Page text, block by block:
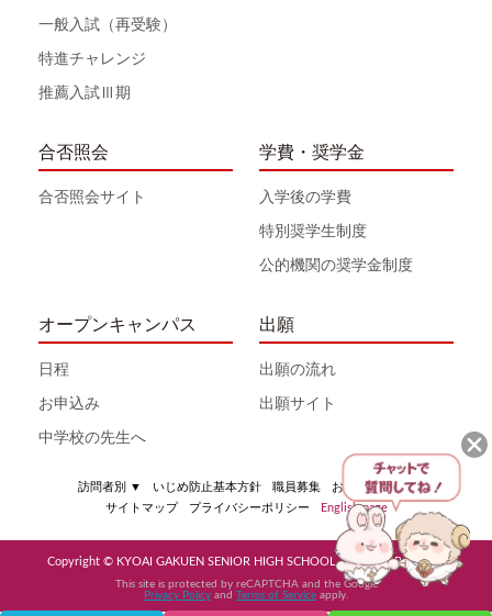
一般入試（再受験）
特進チャレンジ
推薦入試Ⅲ期
合否照会
合否照会サイト
学費・奨学金
入学後の学費
特別奨学生制度
公的機関の奨学金制度
オープンキャンパス
日程
お申込み
中学校の先生へ
出願
出願の流れ
出願サイト
訪問者別 ▼ いじめ防止基本方針 職員募集
お問い合わせ
サイトマップ
プライバシーポリシー English page
Copyright © KYOAI GAKUEN SENIOR HIGH SCHOOL All Rights Reserved
This site is protected by reCAPTCHA and the Google
Privacy Policy and Terms of Service apply.